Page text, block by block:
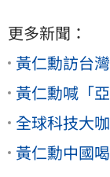
更多新聞：
黃仁勳訪台
黃仁勳喊「
全球科技大
黃仁勳中國